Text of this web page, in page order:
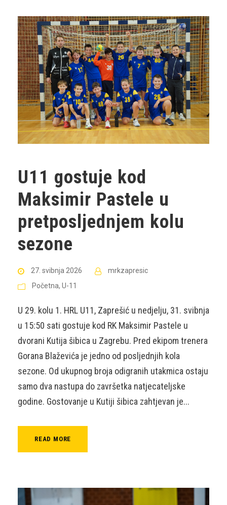
U11 gostuje kod
Maksimir Pastele u
pretposljednjem kolu
sezone
27. svibnja 2026
mrkzapresic
Početna, U-11
U 29. kolu 1. HRL U11, Zaprešić u nedjelju, 31. svibnja
u 15:50 sati gostuje kod RK Maksimir Pastele u
dvorani Kutija šibica u Zagrebu. Pred ekipom trenera
Gorana Blaževića je jedno od posljednjih kola
sezone. Od ukupnog broja odigranih utakmica ostaju
samo dva nastupa do završetka natjecateljske
godine. Gostovanje u Kutiji šibica zahtjevan je...
READ MORE